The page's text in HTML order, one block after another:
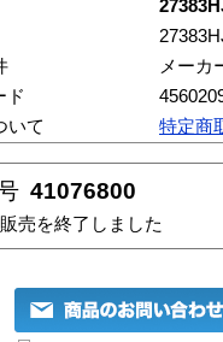
メーカ
ド
いて
特定商
41076800
売を終了しました